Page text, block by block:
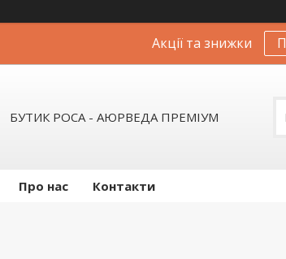
Акції та знижки
БУТИК РОСА - АЮРВЕДА ПРЕМІУМ
Про нас Контакти